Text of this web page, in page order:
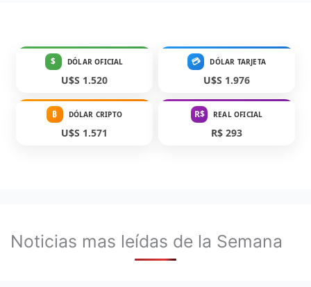
$ DÓLAR OFICIAL
U$S 1.520
💳 DÓLAR TARJETA
U$S 1.976
₿ DÓLAR CRIPTO
U$S 1.571
R$ REAL OFICIAL
R$ 293
Noticias mas leídas de la Semana